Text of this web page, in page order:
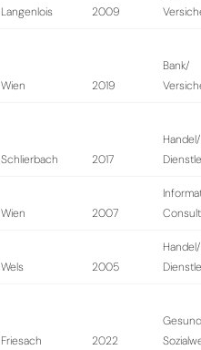
Langenlois 2009
Wien 2019
Bank/
Schlierbach 2017
Handel/
Wien 2007
Wels 2005
Handel/
Friesach 2022